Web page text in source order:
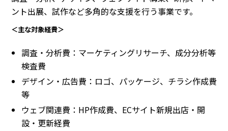
ント出展、試作など多角的な支援を行う事業です。
＜主な対象経費＞
調査・分析費：マーケティングリサーチ、成分分析等
検査費
デザイン・広告費：ロゴ、パッケージ、チラシ作成費
等
ウェブ関連費：HP作成費、ECサイト新規出店・開
設・更新経費